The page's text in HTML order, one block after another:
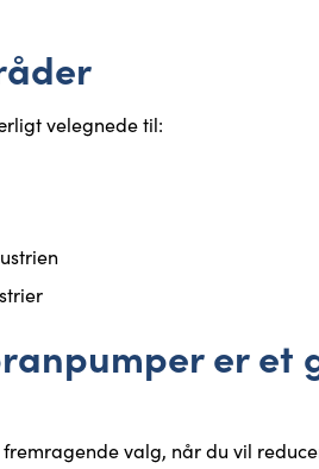
velegnede til:
er et
valg, når du vil